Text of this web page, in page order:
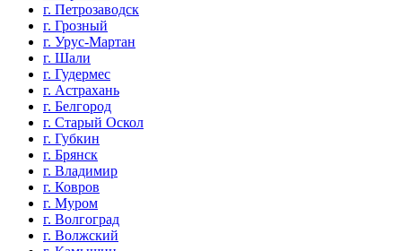
г. Петрозаводск
г. Грозный
г. Урус-Мартан
г. Шали
г. Гудермес
г. Астрахань
г. Белгород
г. Старый Оскол
г. Губкин
г. Брянск
г. Владимир
г. Ковров
г. Муром
г. Волгоград
г. Волжский